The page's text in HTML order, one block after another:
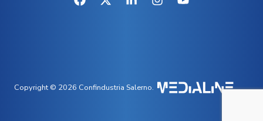
Copyright © 2026 Confindustria Salerno.